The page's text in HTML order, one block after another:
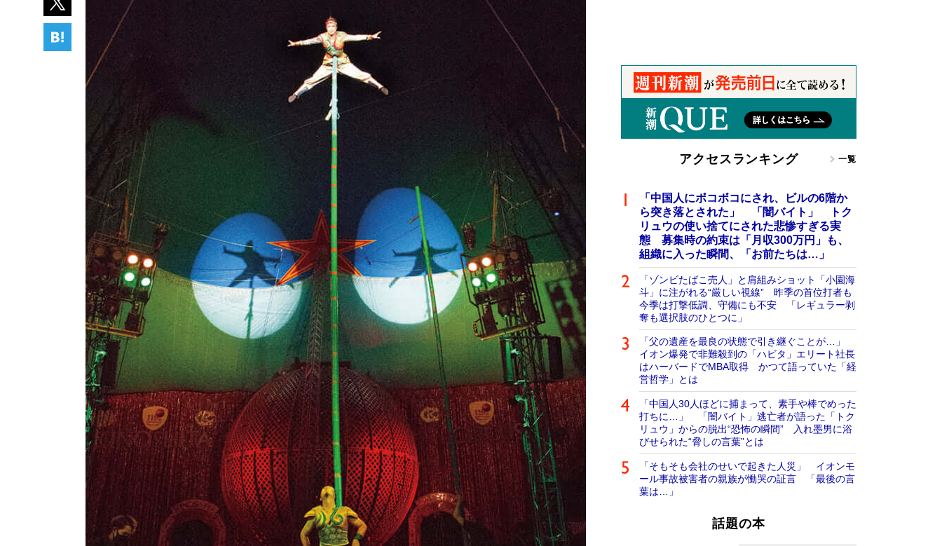
アクセスランキング 一覧
「中国人にボコボコにされ、ビルの6階か
ら突き落とされた」 「闇バイト」 トク
リュウの使い捨てにされた悲惨すぎる実
態 募集時の約束は「月収300万円」も、
組織に入った瞬間、「お前たちは…」
「ゾンビたばこ売人」と肩組みショット「小園海
斗」に注がれる“厳しい視線” 昨季の首位打者も
今季は打撃低調、守備にも不安 「レギュラー剥
奪も選択肢のひとつに」
「父の遺産を最良の状態で引き継ぐことが…」
イオン爆発で非難殺到の「ハビタ」エリート社長
はハーバードでMBA取得 かつて語っていた「経
営哲学」とは
「中国人30人ほどに捕まって、素手や棒でめった
打ちに…」 「闇バイト」逃亡者が語った「トク
リュウ」からの脱出“恐怖の瞬間” 入れ墨男に浴
びせられた“脅しの言葉”とは
「そもそも会社のせいで起きた人災」 イオンモ
ール事故被害者の親族が慟哭の証言 「最後の言
葉は…」
話題の本